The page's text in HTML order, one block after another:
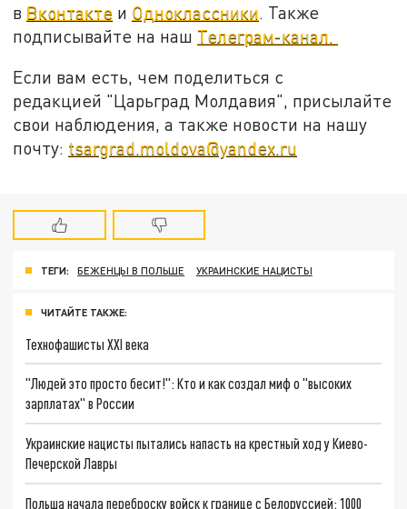
в Вконтакте и Одноклассники . Также
подписывайте на наш Телеграм-канал.
Если вам есть, чем поделиться с
редакцией "Царьград Молдавия", присылайте
свои наблюдения, а также новости на нашу
почту: tsargrad.moldova@yandex.ru
ТЕГИ: БЕЖЕНЦЫ В ПОЛЬШЕ УКРАИНСКИЕ НАЦИСТЫ
ЧИТАЙТЕ ТАКЖЕ:
Технофашисты XXI века
"Людей это просто бесит!": Кто и как создал миф о "высоких
зарплатах" в России
Украинские нацисты пытались напасть на крестный ход у Киево-
Печерской Лавры
Польша начала переброску войск к границе с Белоруссией: 1000